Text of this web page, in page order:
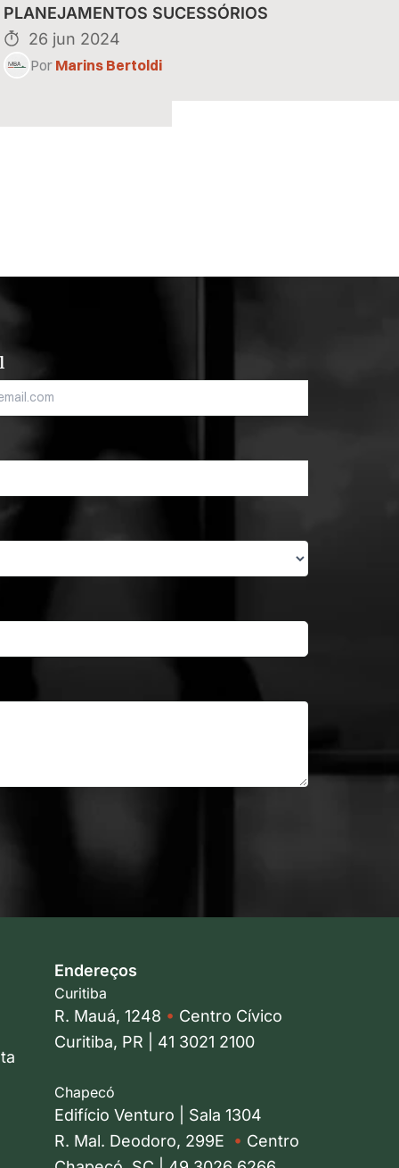
de
PLANEJAMENTOS SUCESSÓRIOS
26 jun 2024
Por Marins Bertoldi
Endereços
Curitiba
R. Mauá, 1248 • Centro Cívico
Curitiba, PR | 41 3021 2100
Chapecó
Edifício Venturo | Sala 1304
R. Mal. Deodoro, 299E • Centro